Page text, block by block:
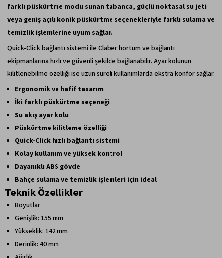
farklı püskürtme modu sunan tabanca, güçlü noktasal su jeti
veya geniş açılı konik püskürtme seçenekleriyle farklı sulama ve
temizlik işlemlerine uyum sağlar.
Quick-Click bağlantı sistemi ile Claber hortum ve bağlantı
ekipmanlarına hızlı ve güvenli şekilde bağlanabilir. Ayar kolunun
kilitlenebilme özelliği ise uzun süreli kullanımlarda ekstra konfor sağlar.
Ergonomik ve hafif tasarım
İki farklı püskürtme seçeneği
Su akış ayar kolu
Püskürtme kilitleme özelliği
Quick-Click hızlı bağlantı sistemi
Kolay kullanım ve yüksek kontrol
Dayanıklı ABS gövde
Bahçe sulama ve temizlik işlemleri için ideal
Teknik Özellikler
Boyutlar
Genişlik: 155 mm
Yükseklik: 142 mm
Derinlik: 40 mm